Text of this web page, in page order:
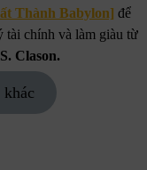
Thành Babylon] để
tài chính và làm giàu từ
Clason.